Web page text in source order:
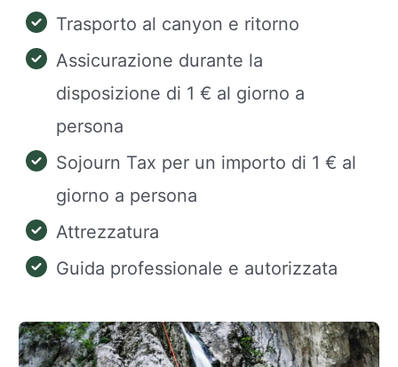
Trasporto al canyon e ritorno
Assicurazione durante la
disposizione di 1 € al giorno a
persona
Sojourn Tax per un importo di 1 € al
giorno a persona
Attrezzatura
Guida professionale e autorizzata